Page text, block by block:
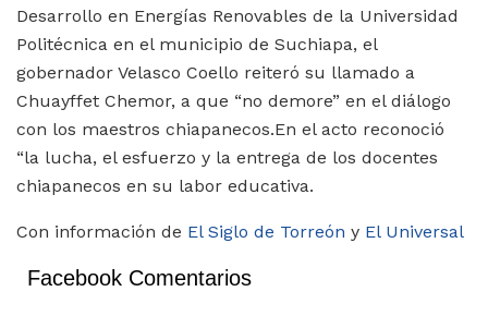
Desarrollo en Energías Renovables de la Universidad
Politécnica en el municipio de Suchiapa, el
gobernador Velasco Coello reiteró su llamado a
Chuayffet Chemor, a que “no demore” en el diálogo
con los maestros chiapanecos.En el acto reconoció
“la lucha, el esfuerzo y la entrega de los docentes
chiapanecos en su labor educativa.
Con información de El Siglo de Torreón y El Universal
Facebook Comentarios